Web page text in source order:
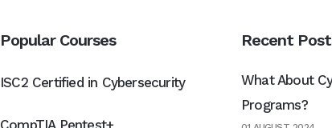
Popular Courses
ISC2 Certified in Cybersecurity
CompTIA Pentest+
Recent
What About
Programs?